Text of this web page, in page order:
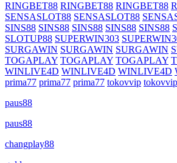
RINGBET88 RINGBET88 RINGBET88
SENSASLOT88 SENSASLOT88
SINS88 SINS88 SINS88 SINS88 SINS88
SLOTUP88 SUPERWIN303
SURGAWIN SURGAWIN SURGAWIN
TOGAPLAY TOGAPLAY TOGAPLAY
WINLIVE4D WINLIVE4D WINLIVE4D
prima77 prima77 prima77 tokovvip tokovvip
paus88
paus88
changplay88